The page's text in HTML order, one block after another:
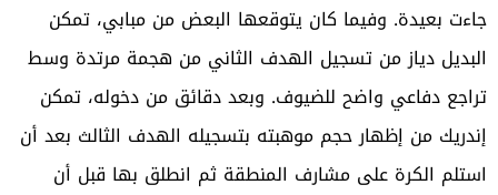
جاءت بعيدة. وفيما كان يتوقعها البعض من مبابي، تمكن
البديل دياز من تسجيل الهدف الثاني من هجمة مرتدة وسط
تراجع دفاعي واضح للضيوف. وبعد دقائق من دخوله، تمكن
إندريك من إظهار حجم موهبته بتسجيله الهدف الثالث بعد أن
استلم الكرة على مشارف المنطقة ثم انطلق بها قبل أن